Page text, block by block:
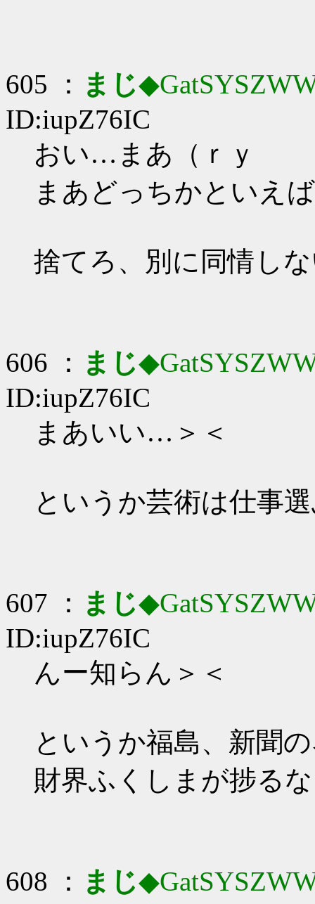
605 ： まじ
ID:iupZ76IC
おい…まあ（ｒｙ
まあどっちかといえ
捨てろ、別に同情し
606 ： まじ
ID:iupZ76IC
まあいい…＞＜
というか芸術は仕事
607 ： まじ
ID:iupZ76IC
んー知らん＞＜
というか福島、新聞
財界ふくしまが捗る
608 ： まじ